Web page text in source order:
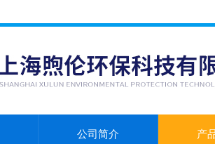
公司简介 产